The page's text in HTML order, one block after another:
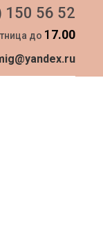
150 56 52
до 17.00